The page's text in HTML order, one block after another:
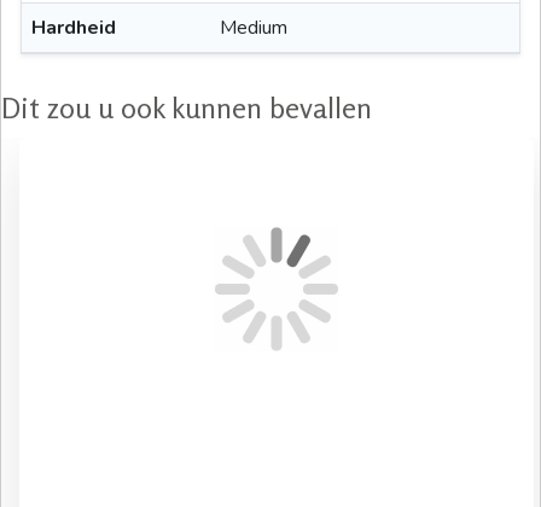
Hardheid
Medium
Dit zou u ook kunnen bevallen